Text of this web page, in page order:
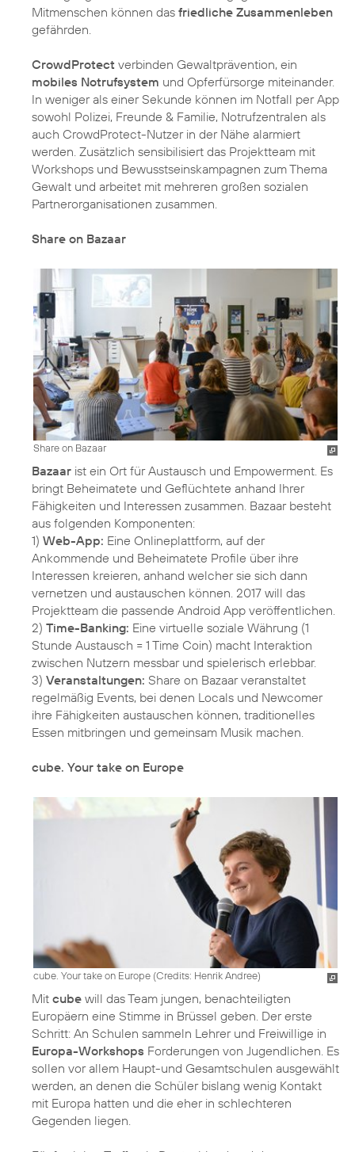
Mitmenschen können das friedliche Zusammenleben
gefährden.
CrowdProtect verbinden Gewaltprävention, ein
mobiles Notrufsystem und Opferfürsorge miteinander.
In weniger als einer Sekunde können im Notfall per App
sowohl Polizei, Freunde & Familie, Notrufzentralen als
auch CrowdProtect-Nutzer in der Nähe alarmiert
werden. Zusätzlich sensibilisiert das Projektteam mit
Workshops und Bewusstseinskampagnen zum Thema
Gewalt und arbeitet mit mehreren großen sozialen
Partnerorganisationen zusammen.
Share on Bazaar
Share on Bazaar
Bazaar ist ein Ort für Austausch und Empowerment. Es
bringt Beheimatete und Geflüchtete anhand Ihrer
Fähigkeiten und Interessen zusammen. Bazaar besteht
aus folgenden Komponenten:
1) Web-App: Eine Onlineplattform, auf der
Ankommende und Beheimatete Profile über ihre
Interessen kreieren, anhand welcher sie sich dann
vernetzen und austauschen können. 2017 will das
Projektteam die passende Android App veröffentlichen.
2) Time-Banking: Eine virtuelle soziale Währung (1
Stunde Austausch = 1 Time Coin) macht Interaktion
zwischen Nutzern messbar und spielerisch erlebbar.
3) Veranstaltungen: Share on Bazaar veranstaltet
regelmäßig Events, bei denen Locals und Newcomer
ihre Fähigkeiten austauschen können, traditionelles
Essen mitbringen und gemeinsam Musik machen.
cube. Your take on Europe
cube. Your take on Europe (Credits: Henrik Andree)
Mit cube will das Team jungen, benachteiligten
Europäern eine Stimme in Brüssel geben. Der erste
Schritt: An Schulen sammeln Lehrer und Freiwillige in
Europa-Workshops Forderungen von Jugendlichen. Es
sollen vor allem Haupt-und Gesamtschulen ausgewählt
werden, an denen die Schüler bislang wenig Kontakt
mit Europa hatten und die eher in schlechteren
Gegenden liegen.